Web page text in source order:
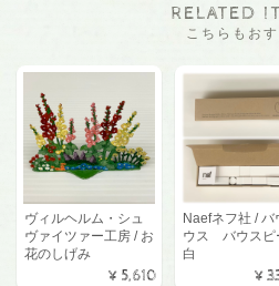
RELATED
こちらもお
ヴィルヘルム・シュ
ヴァイツァー工房 / お
花のしげみ
¥5,610
Naefネフ社 / バ
ウス バウスピ
白